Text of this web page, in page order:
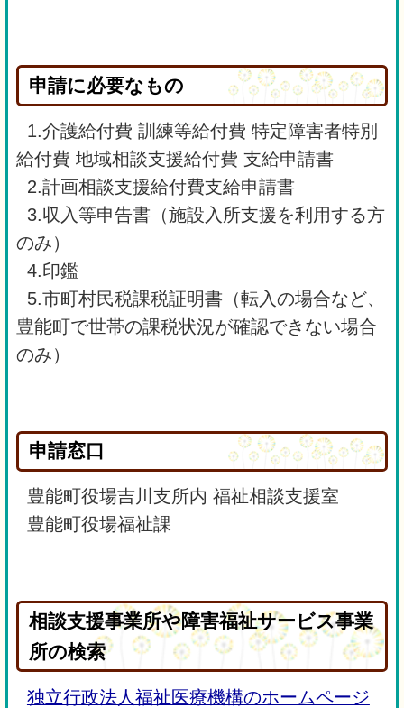
申請に必要なもの
1.介護給付費 訓練等給付費 特定障害者特別
給付費 地域相談支援給付費 支給申請書
2.計画相談支援給付費支給申請書
3.収入等申告書（施設入所支援を利用する方
のみ）
4.印鑑
5.市町村民税課税証明書（転入の場合など、
豊能町で世帯の課税状況が確認できない場合
のみ）
申請窓口
豊能町役場吉川支所内 福祉相談支援室
豊能町役場福祉課
相談支援事業所や障害福祉サービス事業
所の検索
独立行政法人福祉医療機構のホームページ